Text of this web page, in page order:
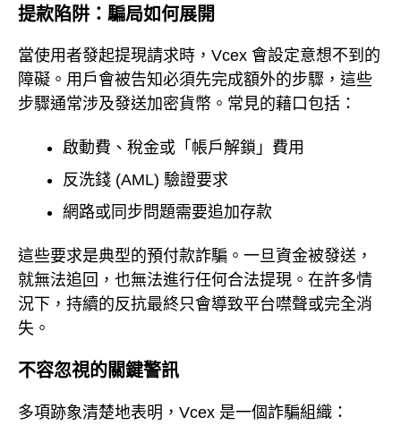
提款陷阱：騙局如何展開
當使用者發起提現請求時，Vcex 會設定意想不到的
障礙。用戶會被告知必須先完成額外的步驟，這些
步驟通常涉及發送加密貨幣。常見的藉口包括：
啟動費、稅金或「帳戶解鎖」費用
反洗錢 (AML) 驗證要求
網路或同步問題需要追加存款
這些要求是典型的預付款詐騙。一旦資金被發送，
就無法追回，也無法進行任何合法提現。在許多情
況下，持續的反抗最終只會導致平台噤聲或完全消
失。
不容忽視的關鍵警訊
多項跡象清楚地表明，Vcex 是一個詐騙組織：